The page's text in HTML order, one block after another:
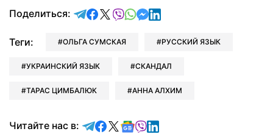
Поделиться: отправить в Telegram
поделиться в Facebook
поделиться в X
отправить в Viber
отправить в Whatsapp
отправить в Messenger
отправить в LinkedIn
Теги: ОЛЬГА СУМСКАЯ РУССКИЙ ЯЗЫК
УКРАИНСКИЙ ЯЗЫК СКАНДАЛ
ТАРАС ЦИМБАЛЮК АННА АЛХИМ
Читайте нас в: Читайте в Telegram
Читайте в Facebook
Читайте в X
Читайте в Google news
Читайте в Viber
Читайте в LinkedIn